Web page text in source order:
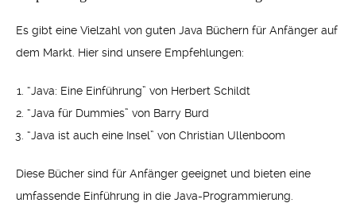
Es gibt eine Vielzahl von guten Java Büchern für Anfänger auf
dem Markt. Hier sind unsere Empfehlungen:
“Java: Eine Einführung” von Herbert Schildt
“Java für Dummies” von Barry Burd
“Java ist auch eine Insel” von Christian Ullenboom
Diese Bücher sind für Anfänger geeignet und bieten eine
umfassende Einführung in die Java-Programmierung.